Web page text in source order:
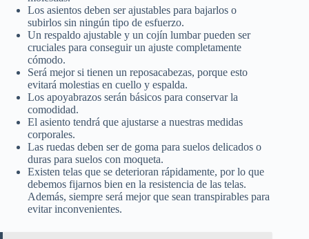
Los asientos deben ser ajustables para bajarlos o
subirlos sin ningún tipo de esfuerzo.
Un respaldo ajustable y un cojín lumbar pueden ser
cruciales para conseguir un ajuste completamente
cómodo.
Será mejor si tienen un reposacabezas, porque esto
evitará molestias en cuello y espalda.
Los apoyabrazos serán básicos para conservar la
comodidad.
El asiento tendrá que ajustarse a nuestras medidas
corporales.
Las ruedas deben ser de goma para suelos delicados o
duras para suelos con moqueta.
Existen telas que se deterioran rápidamente, por lo que
debemos fijarnos bien en la resistencia de las telas.
Además, siempre será mejor que sean transpirables para
evitar inconvenientes.